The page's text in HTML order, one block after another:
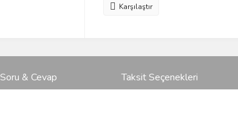
Karşılaştır
Soru & Cevap Taksit Seçenekleri